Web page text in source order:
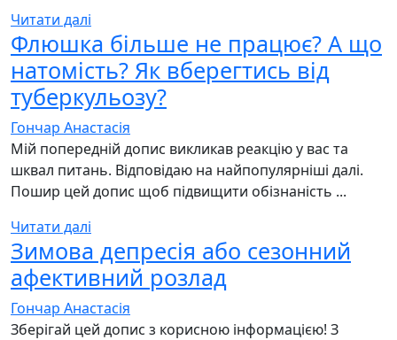
Читати далі
Флюшка більше не працює? А що
натомість? Як вберегтись від
туберкульозу?
Гончар Анастасія
Мій попередній допис викликав реакцію у вас та
шквал питань. Відповідаю на найпопулярніші далі.
Пошир цей допис щоб підвищити обізнаність ...
Читати далі
Зимова депресія або сезонний
афективний розлад
Гончар Анастасія
Зберігай цей допис з корисною інформацією! З